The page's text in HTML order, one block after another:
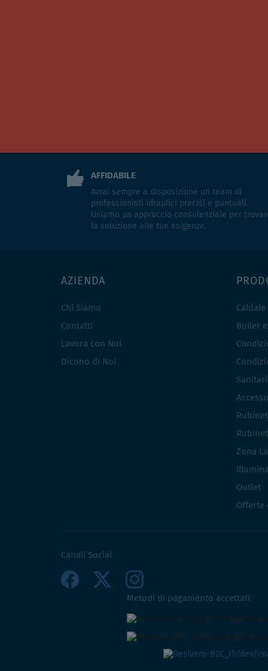
AFFIDABILE
Avrai sempre a disposizione un team di
professionisti idraulici precisi e puntuali.
Usiamo un approccio consulenziale per
la soluzione alle tue esigenze.
AZIENDA
Chi Siamo
Contatti
Lavora con Noi
Dicono di Noi
Caldaie
Boiler
Zona
Outlet
Offerte
Canali Social
Metodi di pagamento accettati